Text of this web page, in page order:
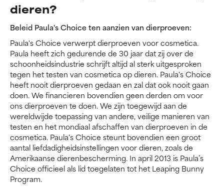
dieren?
Beleid Paula's Choice ten aanzien van dierproeven:
Paula's Choice verwerpt dierproeven voor cosmetica.
Paula heeft zich gedurende de 30 jaar dat zij over de
schoonheidsindustrie schrijft altijd al sterk uitgesproken
tegen het testen van cosmetica op dieren. Paula's Choice
heeft nooit dierproeven gedaan en zal dat ook nooit gaan
doen. We financieren bovendien geen derden om voor
ons dierproeven te doen. We zijn toegewijd aan de
wereldwijde toepassing van andere, veilige manieren van
testen en het mondiaal afschaffen van dierproeven in de
cosmetica. Paula's Choice steunt bovendien een groot
aantal liefdadigheidsinstellingen voor dieren, zoals de
Amerikaanse dierenbescherming. In april 2013 is Paula’s
Choice officieel als lid toegelaten tot het Leaping Bunny
Program.